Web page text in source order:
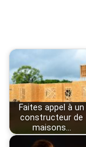
Faites appel à un
constructeur de
maisons…